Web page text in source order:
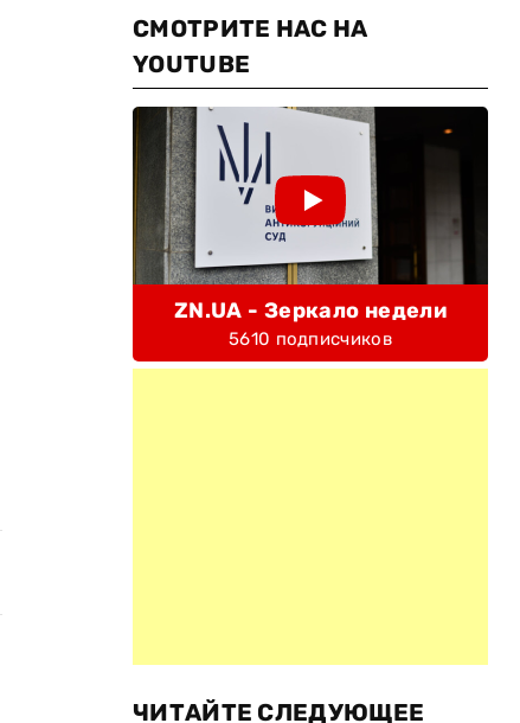
СМОТРИТЕ НАС НА
YOUTUBE
ZN.UA - Зеркало недели
5610 подписчиков
ЧИТАЙТЕ СЛЕДУЮЩЕЕ